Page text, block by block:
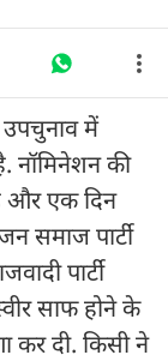
उपचुनाव में
नॉमिनेशन की
और एक दिन
समाज पार्टी
पार्टी
साफ होने के
कर दी. किसी ने